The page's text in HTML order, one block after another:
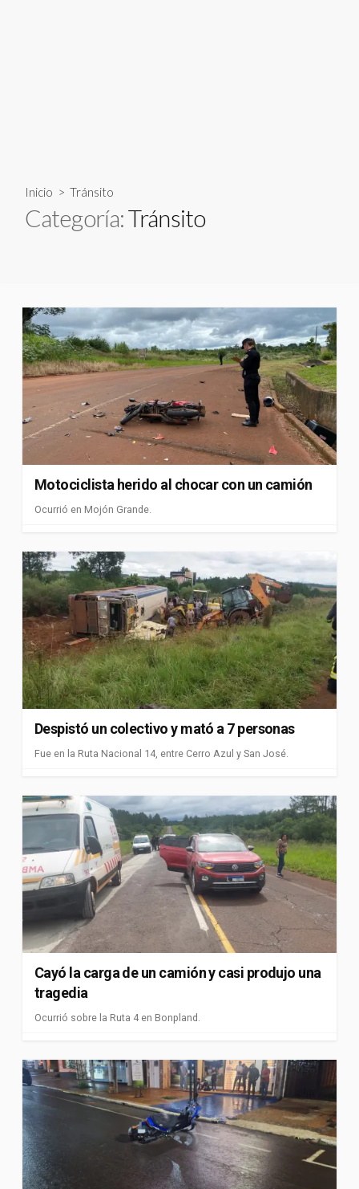
Inicio > Tránsito
Categoría:Tránsito
Motociclista herido al chocar con un camión
Ocurrió en Mojón Grande.
Despistó un colectivo y mató a 7 personas
Fue en la Ruta Nacional 14, entre Cerro Azul y San José.
Cayó la carga de un camión y casi produjo una
tragedia
Ocurrió sobre la Ruta 4 en Bonpland.